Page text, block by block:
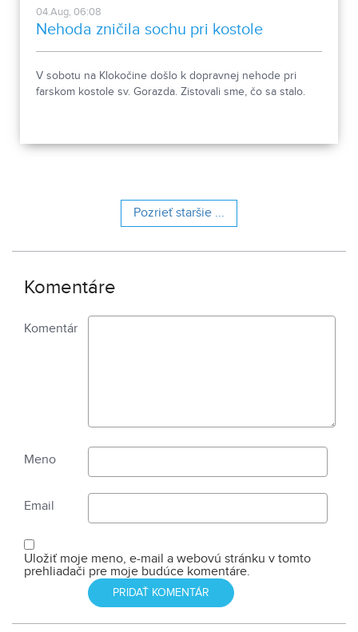
04.Aug, 06:08
Nehoda zničila sochu pri kostole
V sobotu na Klokočine došlo k dopravnej nehode pri
farskom kostole sv. Gorazda. Zistovali sme, čo sa stalo.
Pozrieť staršie ...
Komentáre
Komentár
Meno
Email
Uložiť moje meno, e-mail a webovú stránku v tomto
prehliadači pre moje budúce komentáre.